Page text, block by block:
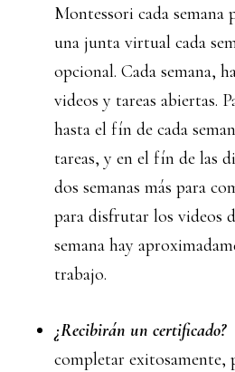
Montessori cada semana
una junta virtual cada
opcional. Cada semana,
videos y tareas abiertas.
hasta el fín de cada
tareas, y en el fín de las
dos semanas más para
para disfrutar los videos
semana hay
trabajo.
¿Recibirán un certificado?
completar exitosamente,